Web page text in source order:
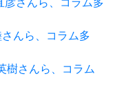
んら、コラム多
樹さんら、コラム